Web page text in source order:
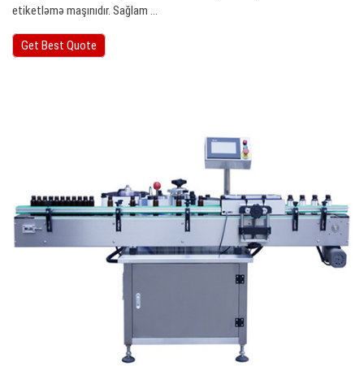
etiketləmə maşınıdır. Sağlam ...
Get Best Quote